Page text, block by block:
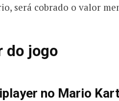
será cobrado o valor
do jogo
no Mario